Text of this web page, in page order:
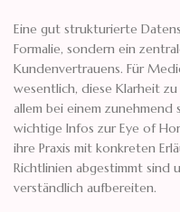
Eine gut strukturierte
Formalie, sondern ein
Kundenvertrauens. Für
wesentlich, diese Klarheit
allem bei einem zunehmend
wichtige Infos zur Eye of
ihre Praxis mit konkreten
Richtlinien abgestimmt sind
verständlich aufbereiten.